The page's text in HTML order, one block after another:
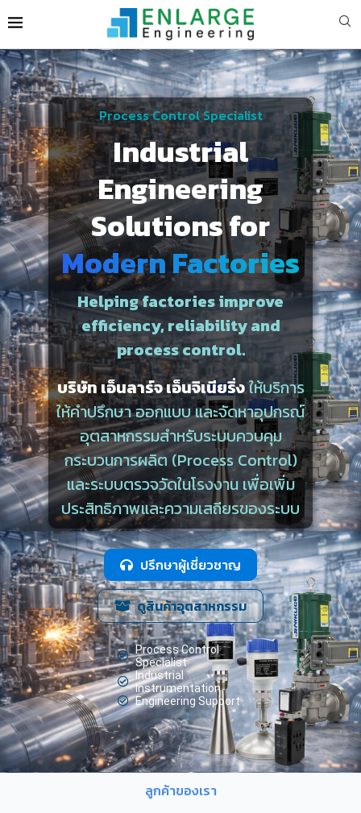
Process Control Specialist
Industrial
Engineering
Solutions for
Modern Factories
Helping factories improve
efficiency, reliability and
process control.
บริษัท เอ็นลาร์จ เอ็นจิเนียริ่งให้บริการ
ให้คำปรึกษา ออกแบบ และจัดหาอุปกรณ์
อุตสาหกรรมสำหรับระบบควบคุม
กระบวนการผลิต (Process Control)
และระบบตรวจวัดในโรงงาน เพื่อเพิ่ม
ประสิทธิภาพและความเสถียรของระบบ
ปรึกษาผู้เชี่ยวชาญ
ดูสินค้าอุตสาหกรรม
Process Control
Specialist
Industrial
Instrumentation
Engineering Support
ลูกค้าของเรา